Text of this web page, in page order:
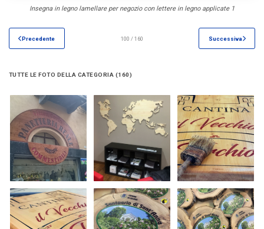
Insegna in legno lamellare per negozio con lettere in legno applicate 1
Precedente 100 / 160 Successiva
TUTTE LE FOTO DELLA CATEGORIA (160)